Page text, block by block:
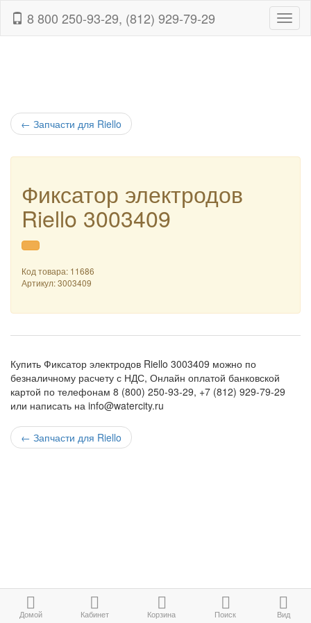
8 800 250-93-29, (812) 929-79-29
← Запчасти для Riello
Фиксатор электродов
Riello 3003409
Код товара: 11686
Артикул:3003409
Купить Фиксатор электродов Riello 3003409 можно по
безналичному расчету с НДС, Онлайн оплатой банковской
картой по телефонам 8 (800) 250-93-29, +7 (812) 929-79-29
или написать на info@watercity.ru
← Запчасти для Riello
Домой Кабинет Корзина Поиск Вид